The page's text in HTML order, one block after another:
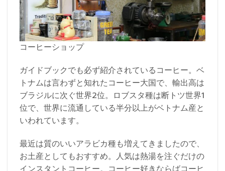
コーヒーショップ
ガイドブックでも必ず紹介されているコーヒー。ベ
トナムは言わずと知れたコーヒー大国で、輸出高は
ブラジルに次ぐ世界2位。ロブスタ種は断トツ世界1
位で、世界に流通している半分以上がベトナム産と
いわれています。
最近は質のいいアラビカ種も増えてきましたので、
お土産としてもおすすめ。人気は熱湯を注ぐだけの